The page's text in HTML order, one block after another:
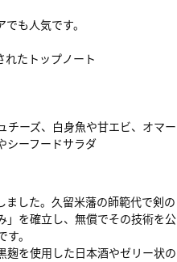
も人気です。
れたトップノート
チーズ、白身魚や甘エビ、オマー
シーフードサラダ
した。久留米藩の師範代で剣の
」を確立し、無償でその技術を公
。
麹を使用した日本酒やゼリー状の